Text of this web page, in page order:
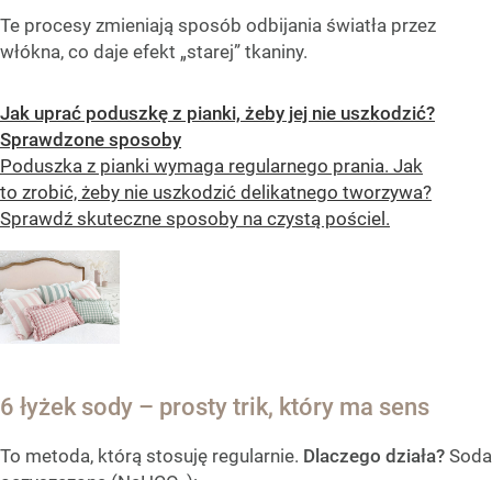
Te procesy zmieniają sposób odbijania światła przez
włókna, co daje efekt „starej” tkaniny.
Jak uprać poduszkę z pianki, żeby jej nie uszkodzić?
Sprawdzone sposoby
Poduszka z pianki wymaga regularnego prania. Jak
to zrobić, żeby nie uszkodzić delikatnego tworzywa?
Sprawdź skuteczne sposoby na czystą pościel.
6 łyżek sody – prosty trik, który ma sens
To metoda, którą stosuję regularnie. Dlaczego działa? Soda